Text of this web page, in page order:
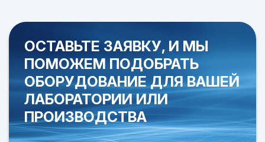
ОСТАВЬТЕ ЗАЯВКУ, И МЫ
ПОМОЖЕМ ПОДОБРАТЬ
ОБОРУДОВАНИЕДЛЯ ВАШЕЙ
ЛАБОРАТОРИИ ИЛИ
ПРОИЗВОДСТВА